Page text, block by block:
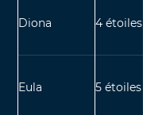
Diona 4 étoiles
Eula 5 étoiles